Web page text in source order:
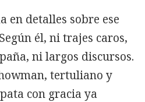
en detalles sobre ese
él, ni trajes caros,
ni largos discursos.
tertuliano y
con gracia ya